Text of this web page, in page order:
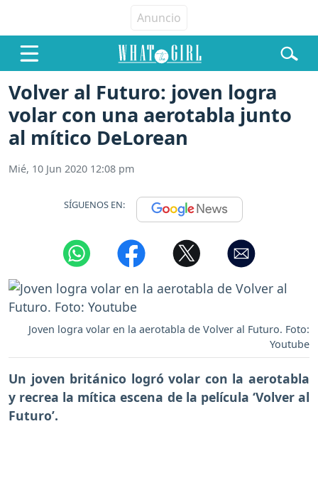
Volver al Futuro: joven logra
volar con una aerotabla junto
al mítico DeLorean
Mié, 10 Jun 2020 12:08 pm
SÍGUENOS EN:
Joven logra volar en la aerotabla de Volver al Futuro. Foto:
Youtube
Un joven británico logró volar con la aerotabla
y recrea la mítica escena de la película ‘Volver al
Futuro’.